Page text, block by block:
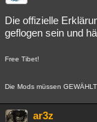
Die offizielle
geflogen sein und
Free Tibet!
Die Mods müssen
ar3z